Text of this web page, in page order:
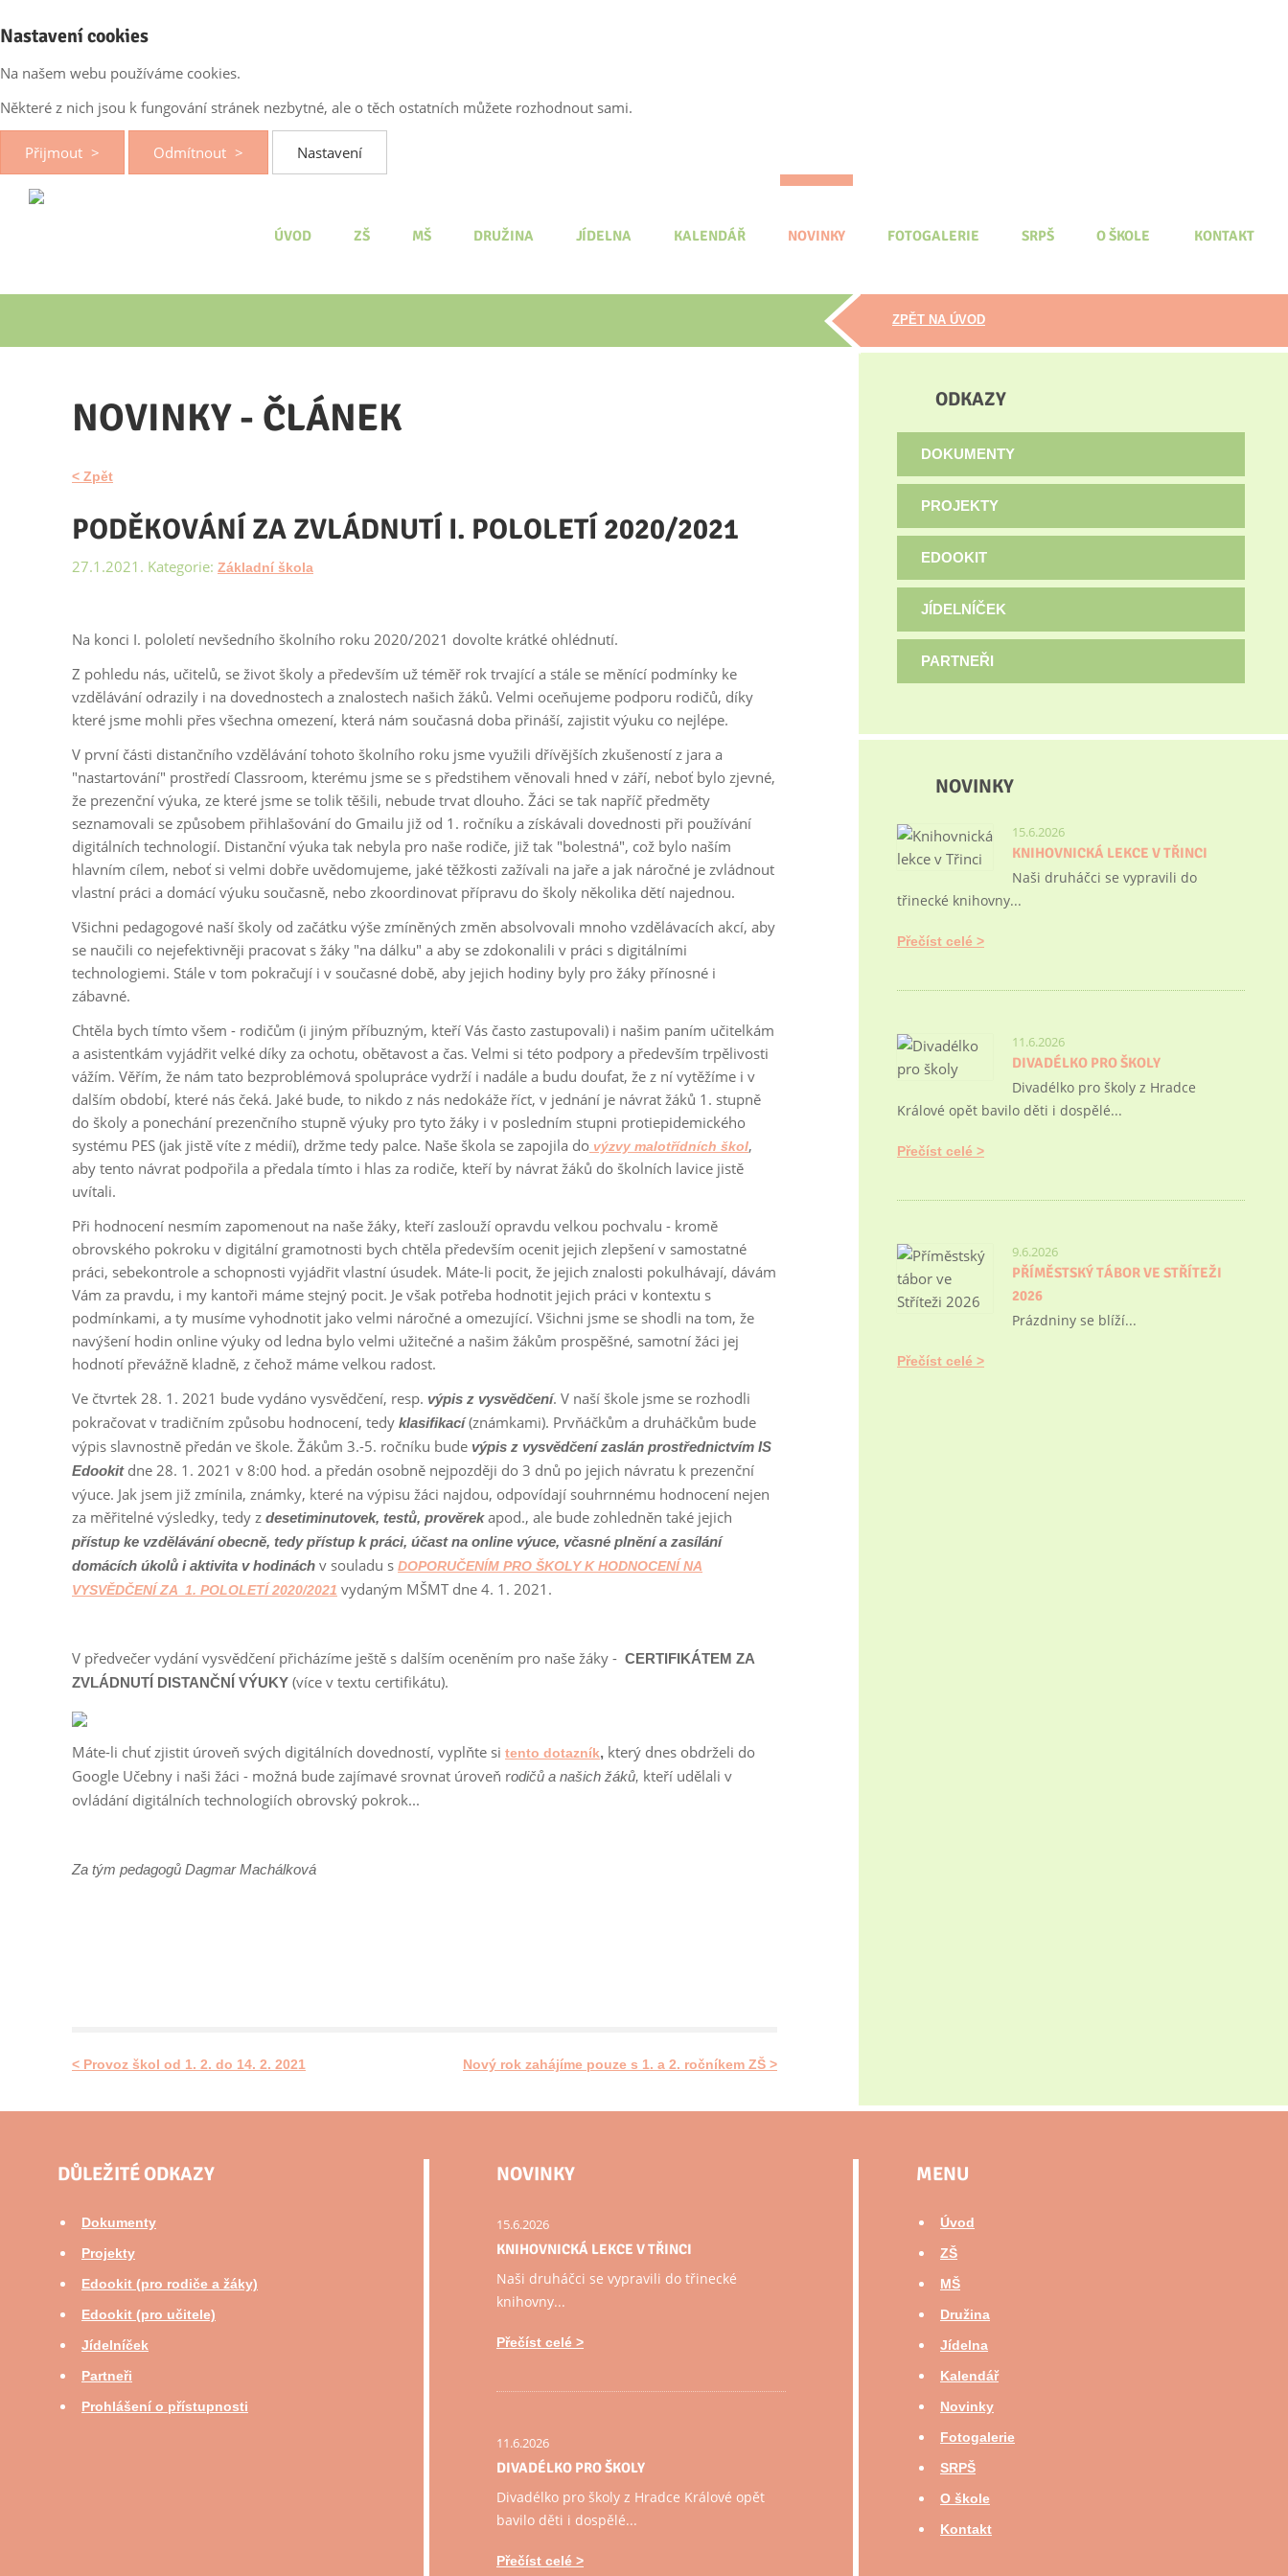
Nastavení cookies
Na našem webu používáme cookies.
Některé z nich jsou k fungování stránek nezbytné, ale o těch ostatních můžete rozhodnout sami.
Přijmout Odmítnout Nastavení
ÚVOD ZŠ MŠ DRUŽINA JÍDELNA KALENDÁŘ NOVINKY FOTOGALERIE SRPŠ O ŠKOLE KONTAKT
ZPĚT NA ÚVOD
NOVINKY - ČLÁNEK
< Zpět
PODĚKOVÁNÍ ZA ZVLÁDNUTÍ I. POLOLETÍ 2020/2021
27.1.2021. Kategorie: Základní škola
Na konci I. pololetí nevšedního školního roku 2020/2021 dovolte krátké ohlédnutí.
Z pohledu nás, učitelů, se život školy a především už téměř rok trvající a stále se měnící podmínky ke
vzdělávání odrazily i na dovednostech a znalostech našich žáků. Velmi oceňujeme podporu rodičů, díky
které jsme mohli přes všechna omezení, která nám současná doba přináší, zajistit výuku co nejlépe.
V první části distančního vzdělávání tohoto školního roku jsme využili dřívějších zkušeností z jara a
"nastartování" prostředí Classroom, kterému jsme se s předstihem věnovali hned v září, neboť bylo zjevné,
že prezenční výuka, ze které jsme se tolik těšili, nebude trvat dlouho. Žáci se tak napříč předměty
seznamovali se způsobem přihlašování do Gmailu již od 1. ročníku a získávali dovednosti při používání
digitálních technologií. Distanční výuka tak nebyla pro naše rodiče, již tak "bolestná", což bylo naším
hlavním cílem, neboť si velmi dobře uvědomujeme, jaké těžkosti zažívali na jaře a jak náročné je zvládnout
vlastní práci a domácí výuku současně, nebo zkoordinovat přípravu do školy několika dětí najednou.
Všichni pedagogové naší školy od začátku výše zmíněných změn absolvovali mnoho vzdělávacích akcí, aby
se naučili co nejefektivněji pracovat s žáky "na dálku" a aby se zdokonalili v práci s digitálními
technologiemi. Stále v tom pokračují i v současné době, aby jejich hodiny byly pro žáky přínosné i
zábavné.
Chtěla bych tímto všem - rodičům (i jiným příbuzným, kteří Vás často zastupovali) i našim paním učitelkám
a asistentkám vyjádřit velké díky za ochotu, obětavost a čas. Velmi si této podpory a především trpělivosti
vážím. Věřím, že nám tato bezproblémová spolupráce vydrží i nadále a budu doufat, že z ní vytěžíme i v
dalším období, které nás čeká. Jaké bude, to nikdo z nás nedokáže říct, v jednání je návrat žáků 1. stupně
do školy a ponechání prezenčního stupně výuky pro tyto žáky i v posledním stupni protiepidemického
systému PES (jak jistě víte z médií), držme tedy palce. Naše škola se zapojila do výzvy malotřídních škol,
aby tento návrat podpořila a předala tímto i hlas za rodiče, kteří by návrat žáků do školních lavice jistě
uvítali.
Při hodnocení nesmím zapomenout na naše žáky, kteří zaslouží opravdu velkou pochvalu - kromě
obrovského pokroku v digitální gramotnosti bych chtěla především ocenit jejich zlepšení v samostatné
práci, sebekontrole a schopnosti vyjádřit vlastní úsudek. Máte-li pocit, že jejich znalosti pokulhávají, dávám
Vám za pravdu, i my kantoři máme stejný pocit. Je však potřeba hodnotit jejich práci v kontextu s
podmínkami, a ty musíme vyhodnotit jako velmi náročné a omezující. Všichni jsme se shodli na tom, že
navýšení hodin online výuky od ledna bylo velmi užitečné a našim žákům prospěšné, samotní žáci jej
hodnotí převážně kladně, z čehož máme velkou radost.
Ve čtvrtek 28. 1. 2021 bude vydáno vysvědčení, resp. výpis z vysvědčení. V naší škole jsme se rozhodli
pokračovat v tradičním způsobu hodnocení, tedy klasifikací(známkami). Prvňáčkům a druháčkům bude
výpis slavnostně předán ve škole. Žákům 3.-5. ročníku bude výpis z vysvědčení zaslán prostřednictvím IS
Edookitdne 28. 1. 2021 v 8:00 hod. a předán osobně nejpozději do 3 dnů po jejich návratu k prezenční
výuce. Jak jsem již zmínila, známky, které na výpisu žáci najdou, odpovídají souhrnnému hodnocení nejen
za měřitelné výsledky, tedy z desetiminutovek, testů, prověrekapod., ale bude zohledněn také jejich
přístup ke vzdělávání obecně, tedy přístup k práci, účast na online výuce, včasné plnění a zasílání
domácích úkolů i aktivita v hodinách v souladu s DOPORUČENÍM PRO ŠKOLY K HODNOCENÍ NA
VYSVĚDČENÍ ZA 1. POLOLETÍ 2020/2021 vydaným MŠMT dne 4. 1. 2021.
V předvečer vydání vysvědčení přicházíme ještě s dalším oceněním pro naše žáky - CERTIFIKÁTEM ZA
ZVLÁDNUTÍ DISTANČNÍ VÝUKY (více v textu certifikátu).
Máte-li chuť zjistit úroveň svých digitálních dovedností, vyplňte si tento dotazník, který dnes obdrželi do
Google Učebny i naši žáci - možná bude zajímavé srovnat úroveň rodičů a našich žáků, kteří udělali v
ovládání digitálních technologiích obrovský pokrok...
Za tým pedagogů Dagmar Machálková
< Provoz škol od 1. 2. do 14. 2. 2021 Nový rok zahájíme pouze s 1. a 2. ročníkem ZŠ >
ODKAZY
DOKUMENTY
PROJEKTY
EDOOKIT
JÍDELNÍČEK
PARTNEŘI
NOVINKY
15.6.2026
KNIHOVNICKÁ LEKCE V TŘINCI
Naši druháčci se vypravili do
třinecké knihovny...
Přečíst celé
11.6.2026
DIVADÉLKO PRO ŠKOLY
Divadélko pro školy z Hradce
Králové opět bavilo děti i dospělé...
Přečíst celé
9.6.2026
PŘÍMĚSTSKÝ TÁBOR VE STŘÍTEŽI
2026
Prázdniny se blíží...
Přečíst celé
DŮLEŽITÉ ODKAZY
Dokumenty
Projekty
Edookit (pro rodiče a žáky)
Edookit (pro učitele)
Jídelníček
Partneři
Prohlášení o přístupnosti
NOVINKY
15.6.2026
KNIHOVNICKÁ LEKCE V TŘINCI
Naši druháčci se vypravili do třinecké
knihovny...
Přečíst celé
11.6.2026
DIVADÉLKO PRO ŠKOLY
Divadélko pro školy z Hradce Králové opět
bavilo děti i dospělé...
Přečíst celé
MENU
Úvod
ZŠ
MŠ
Družina
Jídelna
Kalendář
Novinky
Fotogalerie
SRPŠ
O škole
Kontakt